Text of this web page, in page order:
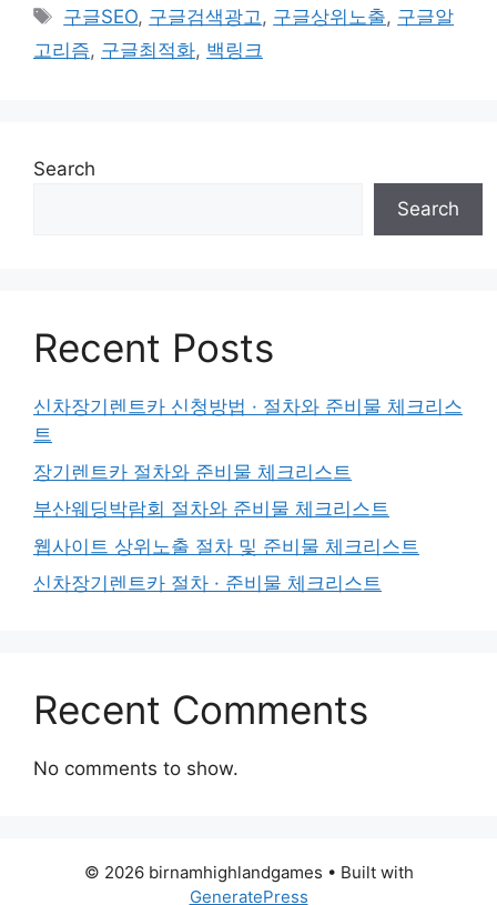
Tags
구글SEO, 구글검색광고, 구글상위노출, 구글알
고리즘, 구글최적화, 백링크
Search
Search
Recent Posts
신차장기렌트카 신청방법 · 절차와 준비물 체크리스
트
장기렌트카 절차와 준비물 체크리스트
부산웨딩박람회 절차와 준비물 체크리스트
웹사이트 상위노출 절차 및 준비물 체크리스트
신차장기렌트카 절차 · 준비물 체크리스트
Recent Comments
No comments to show.
© 2026 birnamhighlandgames • Built with
GeneratePress